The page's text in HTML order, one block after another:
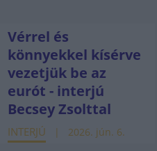
Vérrel és
könnyekkel kísérve
vezetjük be az
eurót - interjú
Becsey Zsolttal
INTERJÚ 2026. jún. 6.